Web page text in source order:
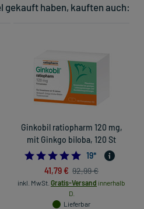
gekauft haben, kauften auch:
Ginkobil ratiopharm 120 mg,
mit Ginkgo biloba, 120 St
19*
41,79 € 92,99 €
inkl. MwSt. Gratis-Versand innerhalb
D.
Lieferbar